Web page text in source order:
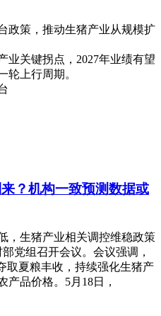
策，推动生猪产业从规模扩
关键拐点，2027年业绩有望
轮上行周期。
？机构一致预测数据或
生猪产业相关调控维稳政策
党组召开会议。会议强调，
取夏粮丰收，持续强化生猪产
产品价格。5月18日，